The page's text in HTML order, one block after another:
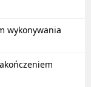
wykonywania